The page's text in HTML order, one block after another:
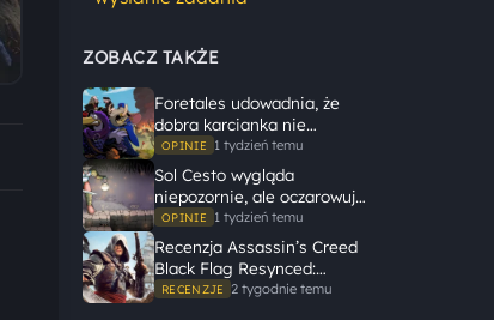
ZOBACZ TAKŻE
Foretales udowadnia, że
dobra karcianka nie
potrzebuje wielkiego
świata, żeby opowiedzieć
dużą historię
OPINIE 1 tydzień temu
Sol Cesto wygląda
niepozornie, ale oczarowuje
gameplayem
OPINIE 1 tydzień temu
Recenzja Assassin’s Creed
Black Flag Resynced:
Ubisoft tego nie zepsuł
RECENZJE 2 tygodnie temu